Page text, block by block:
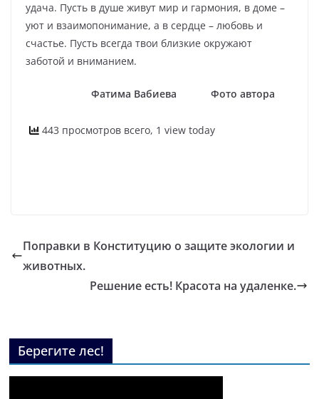
удача. Пусть в душе живут мир и гармония, в доме –
уют и взаимопонимание, а в сердце – любовь и
счастье. Пусть всегда твои близкие окружают
заботой и вниманием.
Фатима Вабиева Фото автора
443 просмотров всего, 1 view today
Поправки в Конституцию о защите экологии и
животных.
Решение есть! Красота на удаленке.
Берегите лес!